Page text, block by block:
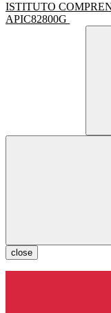
ISTITUTO
APIC82800G
close